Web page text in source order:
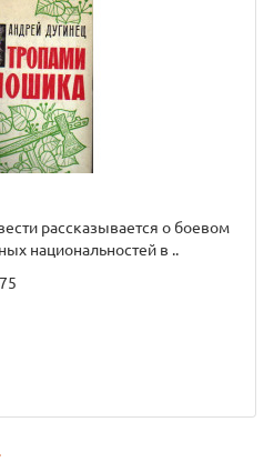
рассказывается о боевом
национальностей в ..